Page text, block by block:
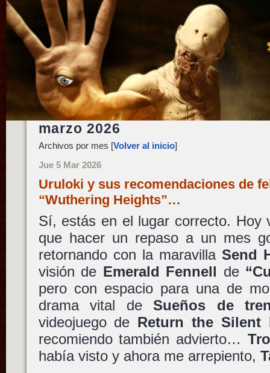
marzo 2026
Archivos por mes [Volver al inicio]
Jue 5 Mar 2026
Uruloki y sus recomendaciones de
“Wuthering Heights”…
Sí, estás en el lugar correcto. Hoy
que hacer un repaso a un mes
retornando con la maravillaSend
visión de Emerald Fennell de
pero con espacio para una de
drama vital deSueños de
videojuego de Return the Silent
recomiendo también advierto…
había visto y ahora me arrepiento,